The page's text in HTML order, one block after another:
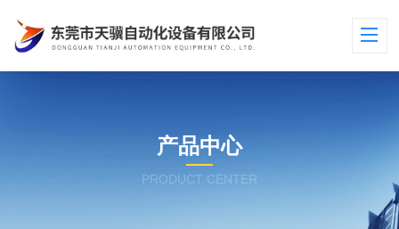
产品中心
PRODUCT CENTER